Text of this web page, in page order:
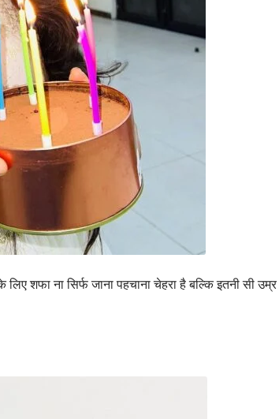
शफा ना सिर्फ जाना पहचाना चेहरा है बल्कि इतनी सी उम्र